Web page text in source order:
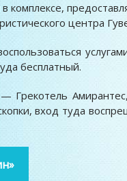
центра
бесплатный.
Грекотель
вход туда